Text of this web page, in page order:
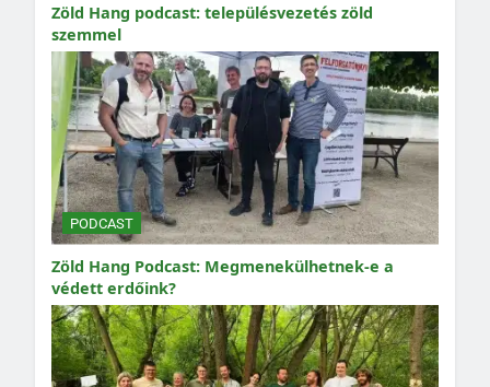
Zöld Hang podcast: településvezetés zöld
szemmel
PODCAST
Zöld Hang Podcast: Megmenekülhetnek-e a
védett erdőink?